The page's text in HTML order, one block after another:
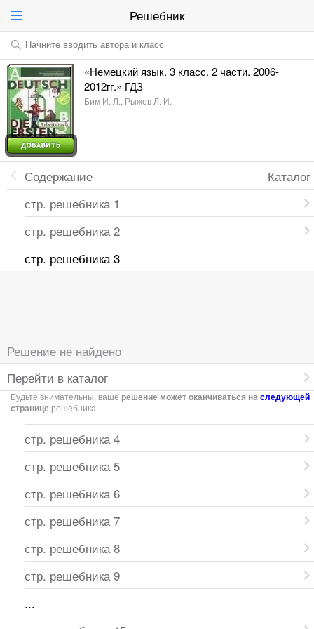
Решебник
Начните вводить автора и класс
«Немецкий язык. 3 класс. 2 части. 2006-
2012гг.» ГДЗ
Бим И. Л., Рыжов Л. И.
Каталог
Содержание
стр. решебника 1
стр. решебника 2
стр. решебника 3
Решение не найдено
Перейти в каталог
Будьте внимательны, ваше решение может оканчиваться наследующей
странице решебника.
стр. решебника 4
стр. решебника 5
стр. решебника 6
стр. решебника 7
стр. решебника 8
стр. решебника 9
...